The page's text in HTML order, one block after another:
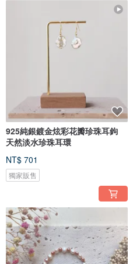
925純銀鍍金炫彩花瓣珍珠耳鉤
天然淡水珍珠耳環
NT$ 701
獨家販售